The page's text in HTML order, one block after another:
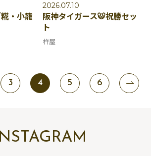
・小籠
2026.07.10
阪神タイガース🐯祝勝セッ
ト
杵屋
3 4 5 6